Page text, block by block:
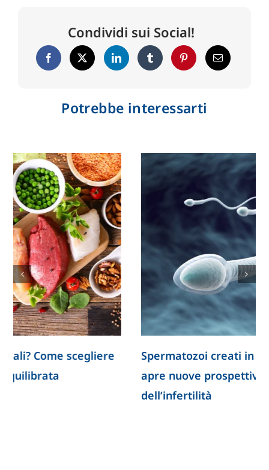
Condividi sui Social!
Potrebbe interessarti
Spermatozoi creati in laboratorio: la ricerca
apre nuove prospettive per lo studio